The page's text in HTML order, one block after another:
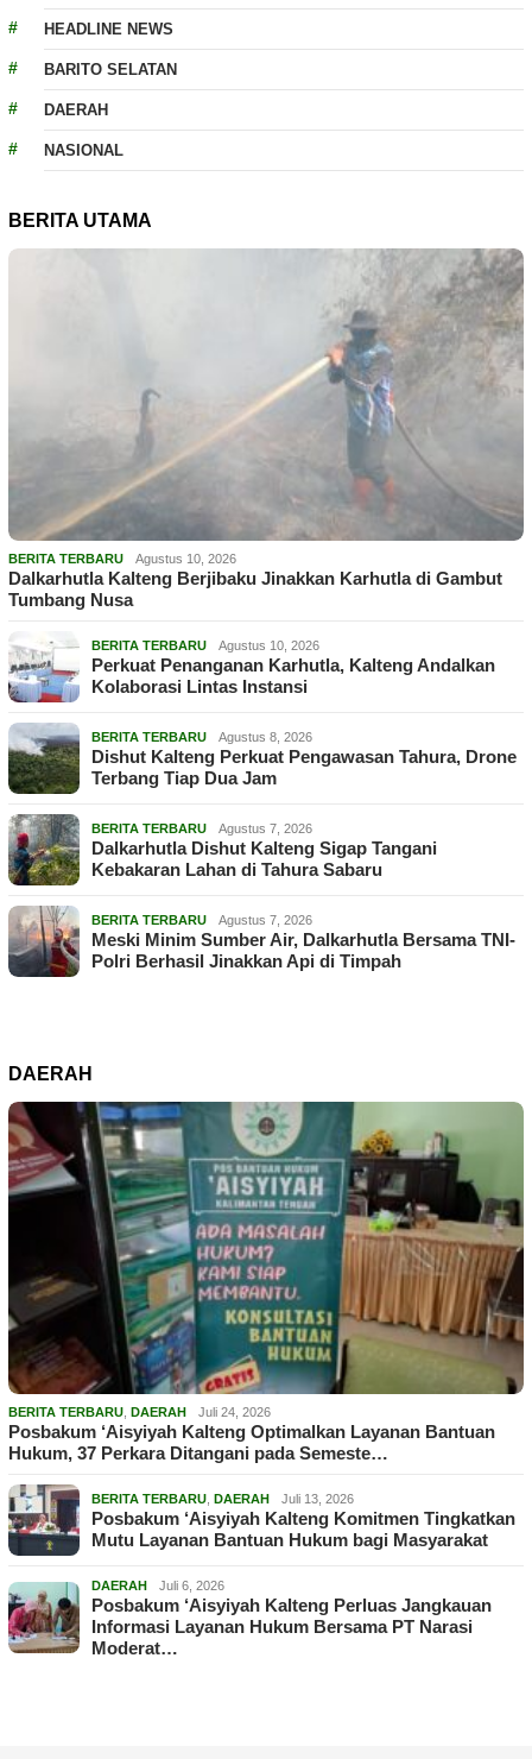
HEADLINE NEWS
BARITO SELATAN
DAERAH
NASIONAL
BERITA UTAMA
BERITA TERBARU Agustus 10, 2026
Dalkarhutla Kalteng Berjibaku Jinakkan Karhutla di Gambut
Tumbang Nusa
BERITA TERBARU Agustus 10, 2026
Perkuat Penanganan Karhutla, Kalteng Andalkan
Kolaborasi Lintas Instansi
BERITA TERBARU Agustus 8, 2026
Dishut Kalteng Perkuat Pengawasan Tahura, Drone
Terbang Tiap Dua Jam
BERITA TERBARU Agustus 7, 2026
Dalkarhutla Dishut Kalteng Sigap Tangani
Kebakaran Lahan di Tahura Sabaru
BERITA TERBARU Agustus 7, 2026
Meski Minim Sumber Air, Dalkarhutla Bersama TNI-
Polri Berhasil Jinakkan Api di Timpah
DAERAH
BERITA TERBARU DAERAH Juli 24, 2026
Posbakum ‘Aisyiyah Kalteng Optimalkan Layanan Bantuan
Hukum, 37 Perkara Ditangani pada Semeste…
BERITA TERBARU DAERAH Juli 13, 2026
Posbakum ‘Aisyiyah Kalteng Komitmen Tingkatkan
Mutu Layanan Bantuan Hukum bagi Masyarakat
DAERAH Juli 6, 2026
Posbakum ‘Aisyiyah Kalteng Perluas Jangkauan
Informasi Layanan Hukum Bersama PT Narasi
Moderat…